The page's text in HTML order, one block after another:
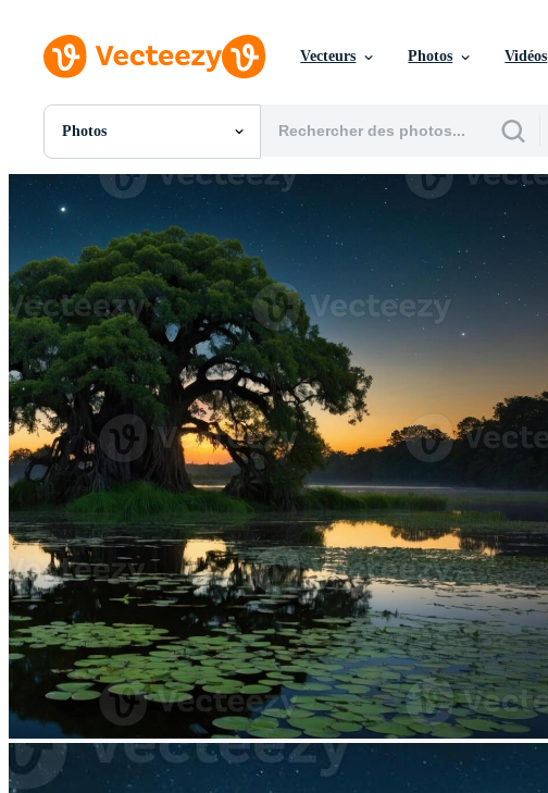
Vecteurs Photos Vidéos
Photos
Toutes Images
Photos
SVGs
Modèles
Vecteurs
Vidéos
Motion graphics
Images Éditoriales
Événements Éditoriaux